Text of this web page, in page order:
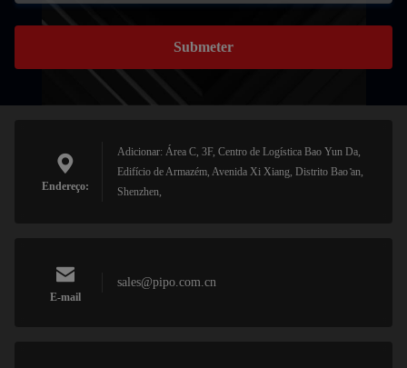
Submeter
Endereço:
Adicionar: Área C, 3F, Centro de Logística Bao Yun Da,
Edifício de Armazém, Avenida Xi Xiang, Distrito Bao ̊an,
Shenzhen,
E-mail
sales@pipo.com.cn